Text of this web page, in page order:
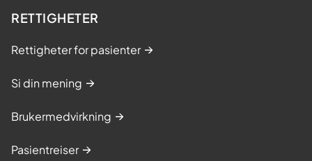
RETTIGHETER
Rettigheter for pasienter
Si din mening
Brukermedvirkning
Pasientreiser